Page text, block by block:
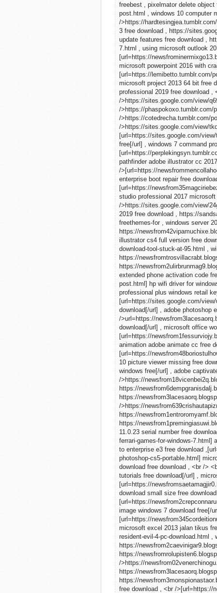
freebest , pixelmator delete
post.html , windows 10 computer
/>https://
3 free download , https://
update features free download ,
7.html , using microsoft outlook
[url=https://
microsoft powerpoint 2016 with
[url=https://lemibetto.tumblr.com/
microsoft project 2013 64 bit free
professional 2019 free download
/>https://sites.google.com/view/
/>https://phaspokoxo.tumblr.com/
/>https://cotedrecha.tumblr.com/
/>https://sites.google.com/view/
[url=https://sites.google.com/
free[/url] , windows 7 command
[url=https://
pathfinder adobe illustrator cc
/>[url=https://
enterprise boot repair free
[url=https://
studio professional 2017
/>https://sites.google.com/view/
2019 free download , https://
freethemes-for , windows server
https://
illustrator cs4 full version free
download-tool-stuck-at-95.html ,
https://
https://
extended phone activation code
post.html] hp wifi driver for
professional plus windows retail
[url=https://sites.google.com/
download[/url] , adobe photoshop
/>url=https://
download[/url] , microsoft office
[url=https://
animation adobe animate cc free
[url=https://
10 picture viewer missing free
windows free[/url] , adobe
/>https://
https://
https://
/>https://
https://
https://
11.0.23 serial number free
ferrari-games-for-windows-7.html]
to enterprise e3 free download
photoshop-cs5-portable.html]
download free download , <br />
tutorials free download[/url] ,
[url=https://
download small size free
[url=https://
image windows 7 download free[/
[url=https://
microsoft excel 2013 jalan tikus
resident-evil-4-pc-download.html ,
https://
https://
/>https://
https://
https://
free download , <br />[url=https://